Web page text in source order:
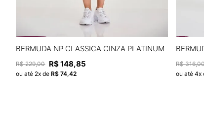
ADICIONAR À SACOLA
BERMUDA NP CLASSICA CINZA PLATINUM
R$ 229,00 R$148,85
ou até 2x deR$ 74,42
R$ 316,
ou até4x